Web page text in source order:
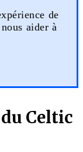
de
aider à
Celtic